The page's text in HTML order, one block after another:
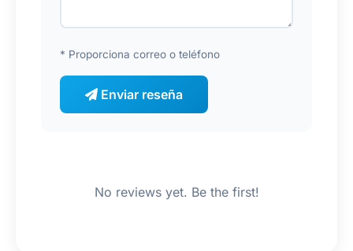
* Proporciona correo o teléfono
Enviar reseña
No reviews yet. Be the first!